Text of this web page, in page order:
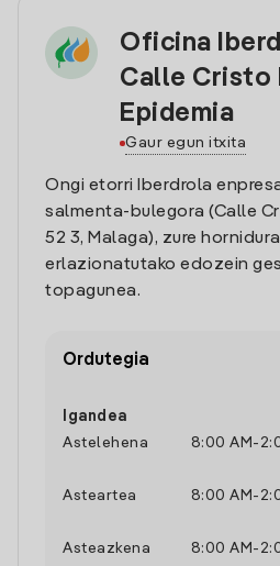
Oficina
Calle Cristo
Epidemia
Gaur egun itxita
Ongi etorri Iberdrola
salmenta-bulegora (Calle
52 3, Malaga), zure
erlazionatutako edozein
topagunea.
Ordutegia
Igandea
Astelehena
8:00 AM -
Asteartea
8:00 AM -
Asteazkena
8:00 AM -